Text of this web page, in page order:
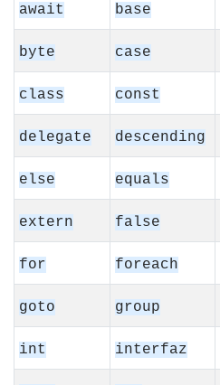
await base
byte case
class const
delegate descending
else equals
extern false
for foreach
goto group
int interfaz